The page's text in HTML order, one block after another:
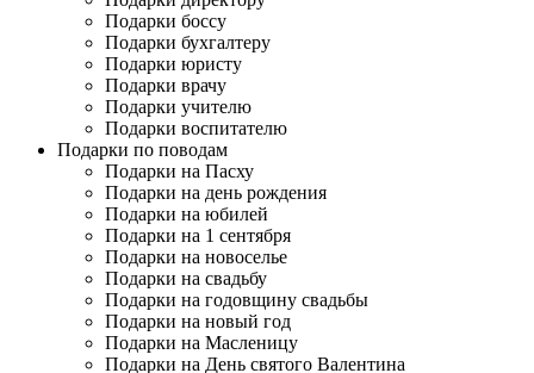
Подарки боссу
Подарки бухгалтеру
Подарки юристу
Подарки врачу
Подарки учителю
Подарки воспитателю
Подарки по поводам
Подарки на Пасху
Подарки на день рождения
Подарки на юбилей
Подарки на 1 сентября
Подарки на новоселье
Подарки на свадьбу
Подарки на годовщину свадьбы
Подарки на новый год
Подарки на Масленицу
Подарки на День святого Валентина